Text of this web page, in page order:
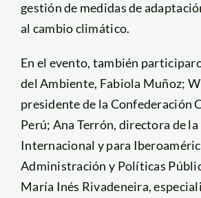
gestión de medidas de
al cambio climático.
En el evento, también
del Ambiente, Fabiola Muñoz;
presidente de la Confederación
Perú; Ana Terrón, directora de la
Internacional y para
Administración y Políticas
María Inés Rivadeneira,